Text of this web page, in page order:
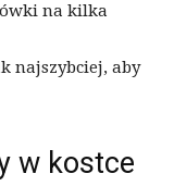
na kilka
najszybciej, aby
w kostce